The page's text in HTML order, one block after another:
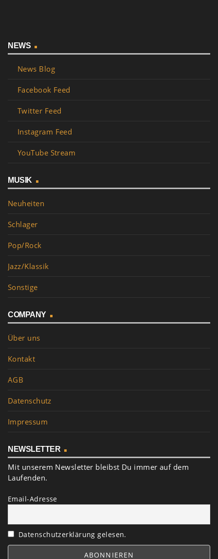
NEWS
News Blog
Facebook Feed
Twitter Feed
Instagram Feed
YouTube Stream
MUSIK
Neuheiten
Schlager
Pop/Rock
Jazz/Klassik
Sonstige
COMPANY
Über uns
Kontakt
AGB
Datenschutz
Impressum
NEWSLETTER
Mit unserem Newsletter bleibst Du immer auf dem
Laufenden.
Email-Adresse
Datenschutzerklärung gelesen.